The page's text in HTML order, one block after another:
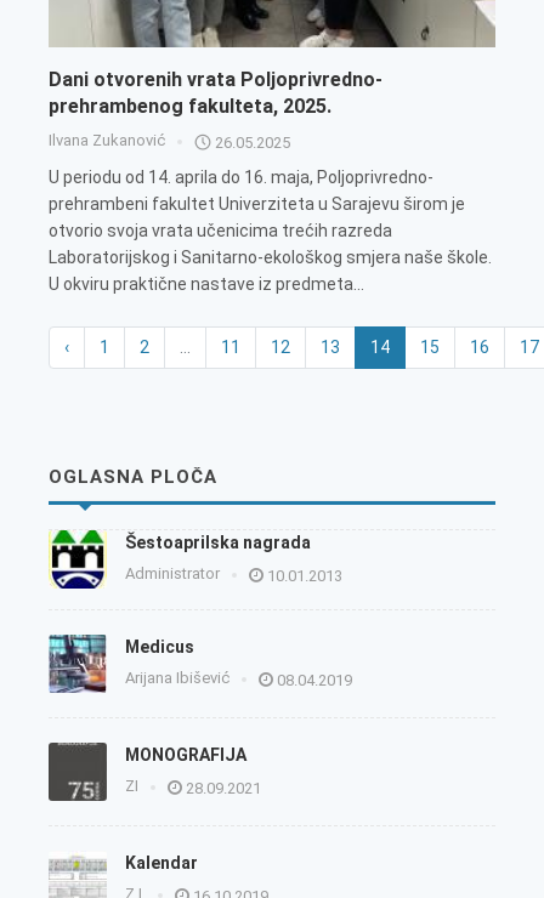
Dani otvorenih vrata Poljoprivredno-
prehrambenog fakulteta, 2025.
Ilvana Zukanović 26.05.2025
U periodu od 14. aprila do 16. maja, Poljoprivredno-
prehrambeni fakultet Univerziteta u Sarajevu širom je
otvorio svoja vrata učenicima trećih razreda
Laboratorijskog i Sanitarno-ekološkog smjera naše škole.
U okviru praktične nastave iz predmeta...
‹ 1 2 ... 11 12 13 14 15 16 17
OGLASNA PLOČA
Šestoaprilska nagrada
Administrator 10.01.2013
Medicus
Arijana Ibišević 08.04.2019
MONOGRAFIJA
ZI 28.09.2021
Kalendar
Z.I.